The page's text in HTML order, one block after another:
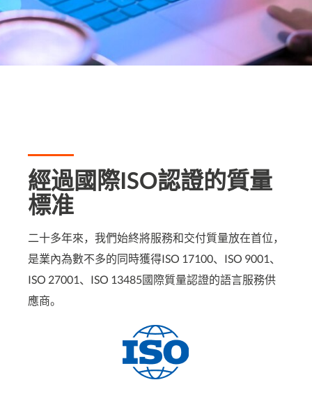
經過國際ISO認證的質量
標准​
二十多年來，我們始終將服務和交付質量放在首位，
是業內為數不多的同時獲得ISO 17100、ISO 9001、
ISO 27001、ISO 13485國際質量認證的語言服務供
應商。​